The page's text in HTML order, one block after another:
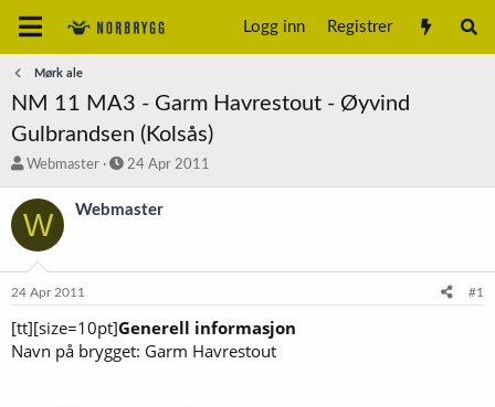
Logg inn Registrer
Mørk ale
NM 11 MA3 - Garm Havrestout - Øyvind
Gulbrandsen (Kolsås)
T
å
d
t
r
Webmaster
S
a
o
24 Apr 2011
W Webmaster
24 Apr 2011 #1
[tt][size=10pt]Generell informasjon
Navn på brygget: Garm Havrestout